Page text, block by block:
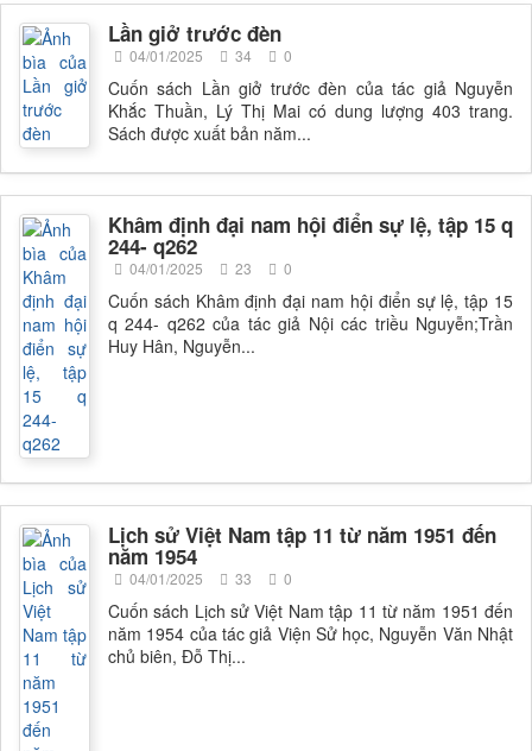
Lần giở trước đèn
04/01/2025 34 0
Cuốn sách Lần giở trước đèn của tác giả Nguyễn
Khắc Thuần, Lý Thị Mai có dung lượng 403 trang.
Sách được xuất bản năm...
Khâm định đại nam hội điển sự lệ, tập 15 q
244- q262
04/01/2025 23 0
Cuốn sách Khâm định đại nam hội điển sự lệ, tập 15
q 244- q262 của tác giả Nội các triều Nguyễn;Trần
Huy Hân, Nguyễn...
Lịch sử Việt Nam tập 11 từ năm 1951 đến
năm 1954
04/01/2025 33 0
Cuốn sách Lịch sử Việt Nam tập 11 từ năm 1951 đến
năm 1954 của tác giả Viện Sử học, Nguyễn Văn Nhật
chủ biên, Đỗ Thị...